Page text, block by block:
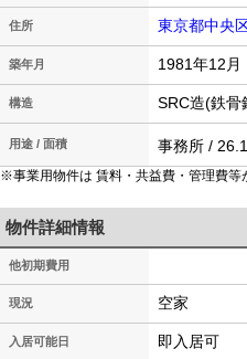
住所 東京都中央
築年月 1981年12月
構造 SRC造(鉄骨
用途 / 面積 事務所 /
※事業用物件は 賃料・共益費・管理費等
物件詳細情報
他初期費用
現況 空家
入居可能日 即入居可